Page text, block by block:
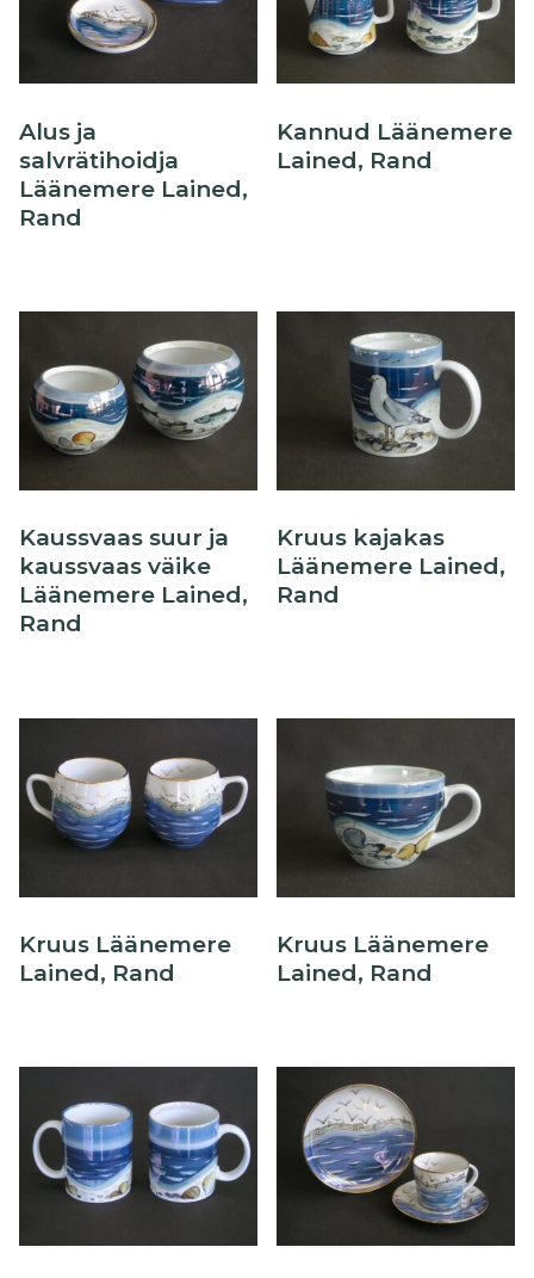
Õllekann
Alus ja
salvrätihoidja
Läänemere Lained,
Rand
Kannud Läänemere
Lained, Rand
Kaussvaas suur ja
kaussvaas väike
Läänemere Lained,
Rand
Kruus kajakas
Läänemere Lained,
Rand
Kruus Läänemere
Lained, Rand
Kruus Läänemere
Lained, Rand